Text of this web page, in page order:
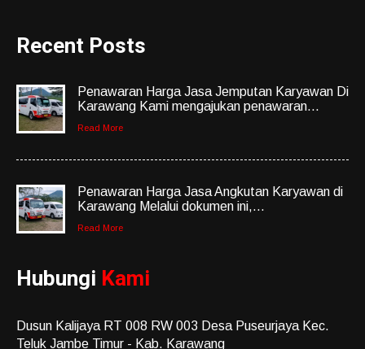
Recent Posts
Penawaran Harga Jasa Jemputan Karyawan Di
Karawang Kami mengajukan penawaran...
Read More
Penawaran Harga Jasa Angkutan Karyawan di
Karawang Melalui dokumen ini,...
Read More
Hubungi Kami
Dusun Kalijaya RT 008 RW 003 Desa Puseurjaya Kec.
Teluk Jambe Timur - Kab. Karawang